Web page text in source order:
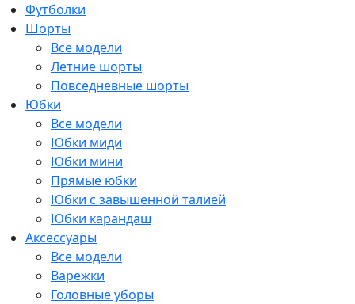
Футболки
Шорты
Все модели
Летние шорты
Повседневные шорты
Юбки
Все модели
Юбки миди
Юбки мини
Прямые юбки
Юбки с завышенной талией
Юбки карандаш
Аксессуары
Все модели
Варежки
Головные уборы